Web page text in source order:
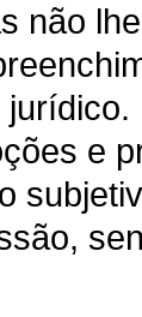
não
jurídico.
e